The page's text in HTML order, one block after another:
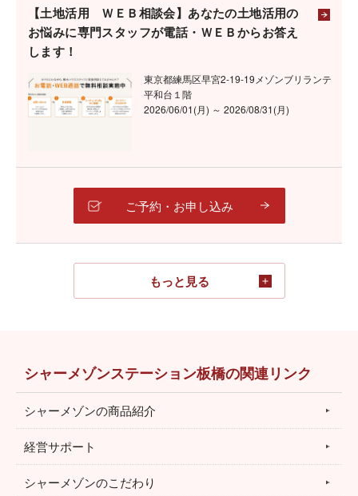
【土地活用 ＷＥＢ相談会】あなたの土地活用の
お悩みに専門スタッフが電話・ＷＥＢからお答え
します！
東京都練馬区早宮2-19-19メゾンブリランテ
平和台１階
2026/06/01(月) ～ 2026/08/31(月)
ご予約・お申し込み
もっと見る
シャーメゾンステーション板橋の関連リンク
シャーメゾンの商品紹介
経営サポート
シャーメゾンのこだわり